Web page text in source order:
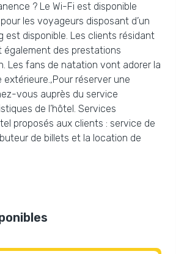
? Le Wi-Fi est disponible
les voyageurs disposant d’un
est disponible. Les clients résidant
également des prestations
Les fans de natation vont adorer la
extérieure.,Pour réserver une
vous auprès du service
de l’hôtel. Services
proposés aux clients : service de
de billets et la location de